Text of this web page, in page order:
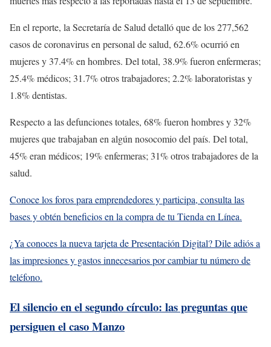
En el reporte, la Secretaría de Salud detalló que de los 277,562
casos de coronavirus en personal de salud, 62.6% ocurrió en
mujeres y 37.4% en hombres. Del total, 38.9% fueron enfermeras;
25.4% médicos; 31.7% otros trabajadores; 2.2% laboratoristas y
1.8% dentistas.
Respecto a las defunciones totales, 68% fueron hombres y 32%
mujeres que trabajaban en algún nosocomio del país. Del total,
45% eran médicos; 19% enfermeras; 31% otros trabajadores de la
salud.
Conoce los foros para emprendedores y participa, consulta las
bases y obtén beneficios en la compra de tu Tienda en Línea.
¿Ya conoces la nueva tarjeta de Presentación Digital? Dile adiós a
las impresiones y gastos innecesarios por cambiar tu número de
teléfono.
El silencio en el segundo círculo: las preguntas que
persiguen el caso Manzo